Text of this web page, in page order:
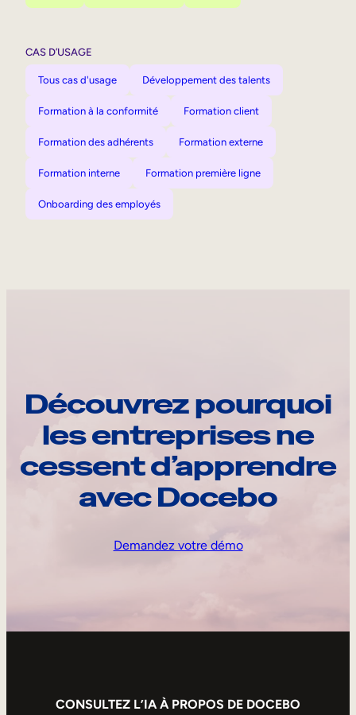
CAS D’USAGE
Tous cas d'usage Développement des talents
Formation à la conformité Formation client
Formation des adhérents Formation externe
Formation interne Formation première ligne
Onboarding des employés
Découvrez pourquoi
les entreprises ne
cessent d’apprendre
avec Docebo
Demandez votre démo
CONSULTEZ L’IA À PROPOS DE DOCEBO